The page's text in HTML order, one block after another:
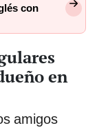
con
en
amigos